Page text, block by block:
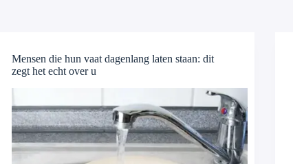
Mensen die hun vaat dagenlang laten staan: dit
zegt het echt over u